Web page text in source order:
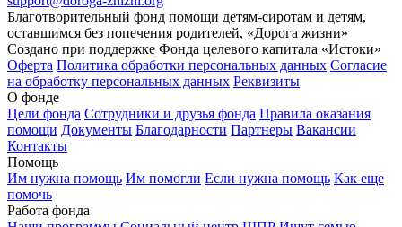
Благотворительный фонд помощи детям-сиротам и детям,
оставшимся без попечения родителей, «Дорога жизни»
Создано при поддержке Фонда целевого капитала «Истоки»
Оферта Политика обработки персональных данных Согласие
на обработку персональных данных Реквизиты
О фонде
Цели фонда Сотрудники и друзья фонда Правила оказания
помощи Документы Благодарности Партнеры Вакансии
Контакты
Помощь
Им нужна помощь Им помогли Если нужна помощь Как еще
помочь
Работа фонда